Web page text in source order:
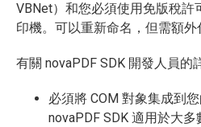
VBNet）和您必須使用免版稅許
印機。可以重新命名，但需額外
有關 novaPDF SDK 開發人員的
必須將 COM 對象集成到您
novaPDF SDK 適用於大